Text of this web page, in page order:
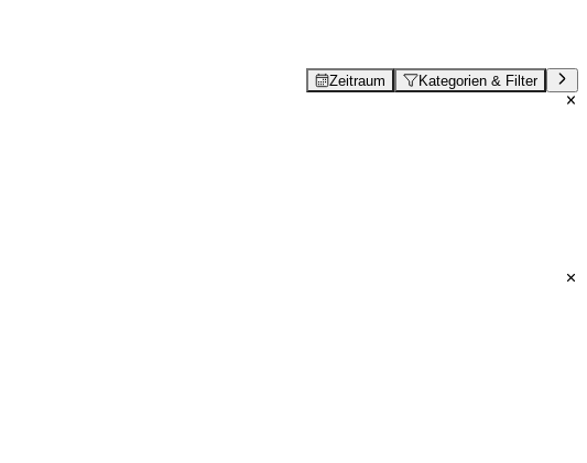
Zeitraum Kategorien & Filter